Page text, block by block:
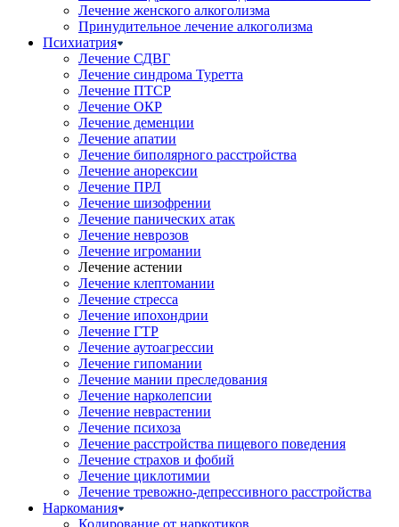
Лечение женского алкоголизма
Принудительное лечение алкоголизма
Психиатрия
Лечение СДВГ
Лечение синдрома Туретта
Лечение ПТСР
Лечение ОКР
Лечение деменции
Лечение апатии
Лечение биполярного расстройства
Лечение анорексии
Лечение ПРЛ
Лечение шизофрении
Лечение панических атак
Лечение неврозов
Лечение игромании
Лечение астении
Лечение клептомании
Лечение стресса
Лечение ипохондрии
Лечение ГТР
Лечение аутоагрессии
Лечение гипомании
Лечение мании преследования
Лечение нарколепсии
Лечение неврастении
Лечение психоза
Лечение расстройства пищевого поведения
Лечение страхов и фобий
Лечение циклотимии
Лечение тревожно-депрессивного расстройства
Наркомания
Кодирование от наркотиков